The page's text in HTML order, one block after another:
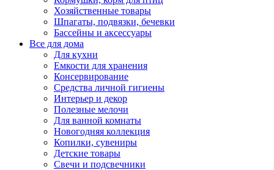
Хозяйственные товары
Шпагаты, подвязки, бечевки
Бассейны и аксессуары
Все для дома
Для кухни
Емкости для хранения
Консервирование
Средства личной гигиены
Интерьер и декор
Полезные мелочи
Для ванной комнаты
Новогодняя коллекция
Копилки, сувениры
Детские товары
Свечи и подсвечники